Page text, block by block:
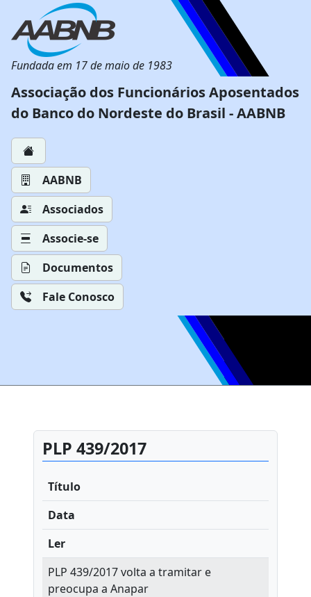
Fundada em 17 de maio de 1983
Associação dos Funcionários Aposentados
do Banco do Nordeste do Brasil - AABNB
AABNB
Associados
Associe-se
Documentos
Fale Conosco
PLP 439/2017
Título
Data
Ler
PLP 439/2017 volta a tramitar e
preocupa a Anapar